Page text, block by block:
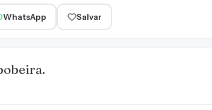
WhatsApp Salvar